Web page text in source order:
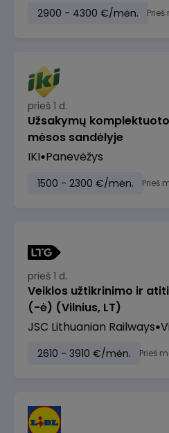
2900 - 4300 €/mėn.
prieš 1 d.
Užsakymų
mėsos sandėlyje
IKI Panevėžys
1500 - 2300 €/mėn. Prieš
prieš 1 d.
Veiklos užtikrinimo ir
(-ė) (Vilnius, LT)
JSC Lithuanian Railways
2610 - 3910 €/mėn. Prieš